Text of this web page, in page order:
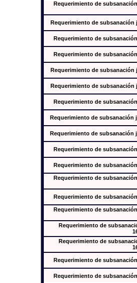
Requerimiento de
Requerimiento de subsanación
Requerimiento de
Requerimiento de
Requerimiento de subsanación
Requerimiento de subsanación
Requerimiento de
Requerimiento de subsanación
Requerimiento de subsanación
Requerimiento de
Requerimiento de
Requerimiento de
Requerimiento de
Requerimiento de
Requerimiento de
Requerimiento de
Requerimiento de
Requerimiento de